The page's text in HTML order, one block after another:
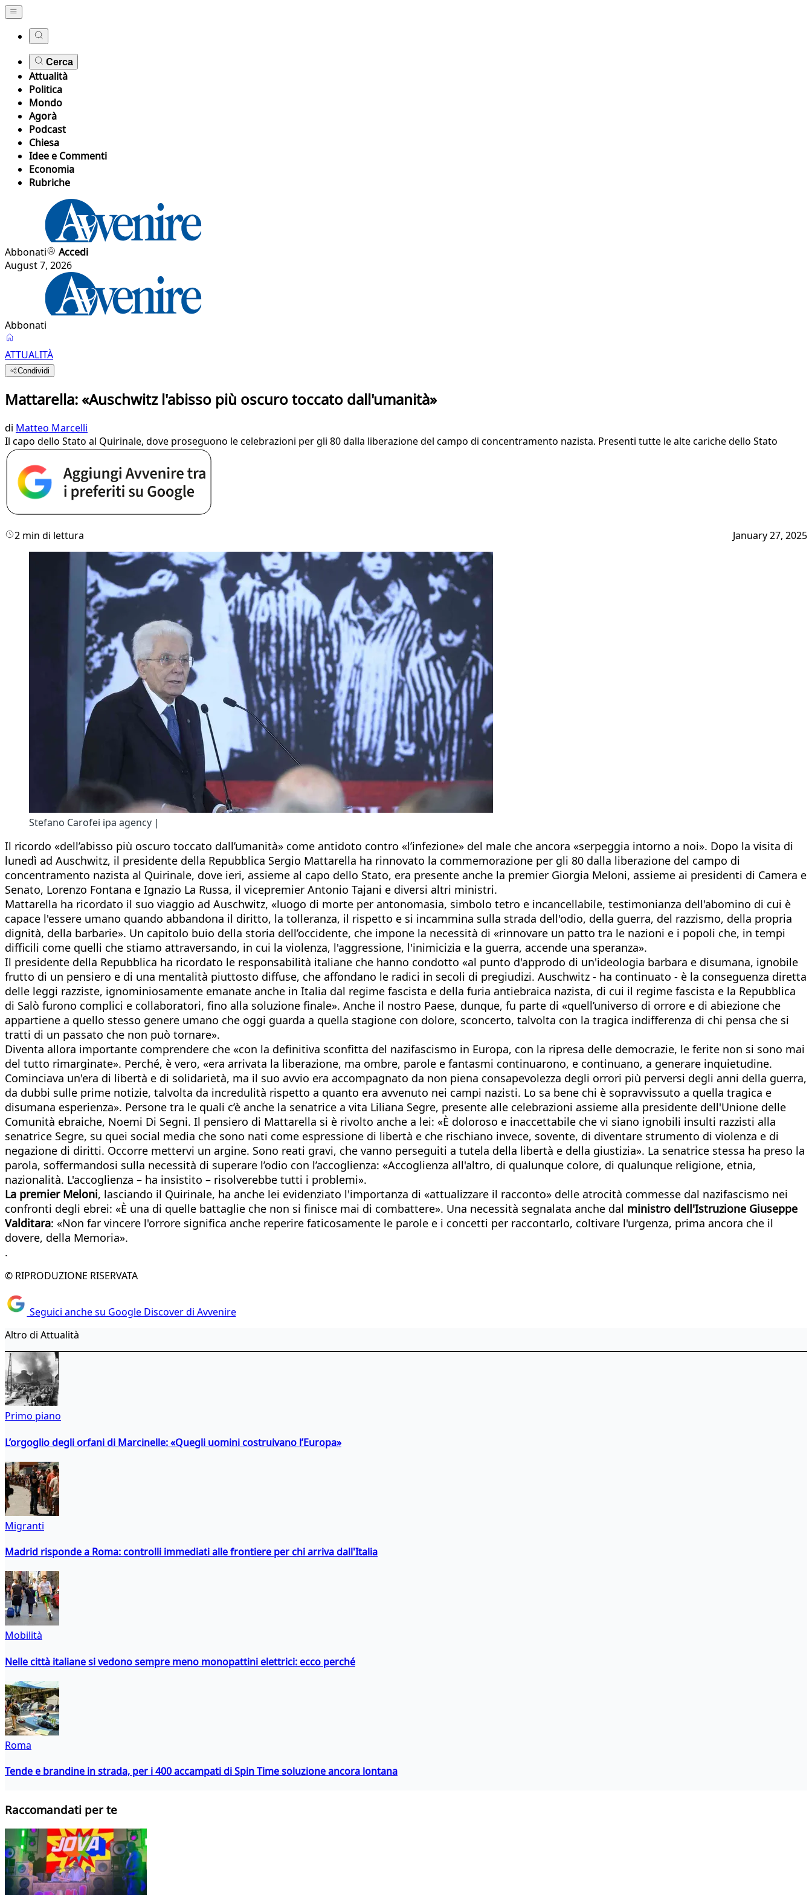
Cerca
Attualità
Politica
Mondo
Agorà
Podcast
Chiesa
Idee e Commenti
Economia
Rubriche
Abbonati
Accedi
August 7, 2026
Abbonati
ATTUALITÀ
Condividi
Mattarella: «Auschwitz l'abisso più oscuro toccato dall'umanità»
di Matteo Marcelli
Il capo dello Stato al Quirinale, dove proseguono le celebrazioni per gli 80 dalla liberazione del campo di concentramento nazista. Presenti tutte le alte cariche dello Stato
2 min di lettura January 27, 2025
Stefano Carofei ipa agency |
Il ricordo «dell’abisso più oscuro toccato dall’umanità» come antidoto contro «l’infezione» del male che ancora «serpeggia intorno a noi». Dopo la visita di
lunedì ad Auschwitz, il presidente della Repubblica Sergio Mattarella ha rinnovato la commemorazione per gli 80 dalla liberazione del campo di
concentramento nazista al Quirinale, dove ieri, assieme al capo dello Stato, era presente anche la premier Giorgia Meloni, assieme ai presidenti di Camera e
Senato, Lorenzo Fontana e Ignazio La Russa, il vicepremier Antonio Tajani e diversi altri ministri.
Mattarella ha ricordato il suo viaggio ad Auschwitz, «luogo di morte per antonomasia, simbolo tetro e incancellabile, testimonianza dell'abomino di cui è
capace l'essere umano quando abbandona il diritto, la tolleranza, il rispetto e si incammina sulla strada dell'odio, della guerra, del razzismo, della propria
dignità, della barbarie». Un capitolo buio della storia dell’occidente, che impone la necessità di «rinnovare un patto tra le nazioni e i popoli che, in tempi
difficili come quelli che stiamo attraversando, in cui la violenza, l'aggressione, l'inimicizia e la guerra, accende una speranza».
Il presidente della Repubblica ha ricordato le responsabilità italiane che hanno condotto «al punto d'approdo di un'ideologia barbara e disumana, ignobile
frutto di un pensiero e di una mentalità piuttosto diffuse, che affondano le radici in secoli di pregiudizi. Auschwitz - ha continuato - è la conseguenza diretta
delle leggi razziste, ignominiosamente emanate anche in Italia dal regime fascista e della furia antiebraica nazista, di cui il regime fascista e la Repubblica
di Salò furono complici e collaboratori, fino alla soluzione finale». Anche il nostro Paese, dunque, fu parte di «quell’universo di orrore e di abiezione che
appartiene a quello stesso genere umano che oggi guarda a quella stagione con dolore, sconcerto, talvolta con la tragica indifferenza di chi pensa che si
tratti di un passato che non può tornare».
Diventa allora importante comprendere che «con la definitiva sconfitta del nazifascismo in Europa, con la ripresa delle democrazie, le ferite non si sono mai
del tutto rimarginate». Perché, è vero, «era arrivata la liberazione, ma ombre, parole e fantasmi continuarono, e continuano, a generare inquietudine.
Cominciava un'era di libertà e di solidarietà, ma il suo avvio era accompagnato da non piena consapevolezza degli orrori più perversi degli anni della guerra,
da dubbi sulle prime notizie, talvolta da incredulità rispetto a quanto era avvenuto nei campi nazisti. Lo sa bene chi è sopravvissuto a quella tragica e
disumana esperienza». Persone tra le quali c’è anche la senatrice a vita Liliana Segre, presente alle celebrazioni assieme alla presidente dell'Unione delle
Comunità ebraiche, Noemi Di Segni. Il pensiero di Mattarella si è rivolto anche a lei: «È doloroso e inaccettabile che vi siano ignobili insulti razzisti alla
senatrice Segre, su quei social media che sono nati come espressione di libertà e che rischiano invece, sovente, di diventare strumento di violenza e di
negazione di diritti. Occorre mettervi un argine. Sono reati gravi, che vanno perseguiti a tutela della libertà e della giustizia». La senatrice stessa ha preso la
parola, soffermandosi sulla necessità di superare l’odio con l’accoglienza: «Accoglienza all'altro, di qualunque colore, di qualunque religione, etnia,
nazionalità. L'accoglienza – ha insistito – risolverebbe tutti i problemi».
La premier Meloni, lasciando il Quirinale, ha anche lei evidenziato l'importanza di «attualizzare il racconto» delle atrocità commesse dal nazifascismo nei
confronti degli ebrei: «È una di quelle battaglie che non si finisce mai di combattere». Una necessità segnalata anche dal ministro dell'Istruzione Giuseppe
Valditara: «Non far vincere l'orrore significa anche reperire faticosamente le parole e i concetti per raccontarlo, coltivare l'urgenza, prima ancora che il
dovere, della Memoria».
.
© RIPRODUZIONE RISERVATA
Seguici anche su Google Discover di Avvenire
Altro di Attualità
Primo piano
L’orgoglio degli orfani di Marcinelle: «Quegli uomini costruivano l’Europa»
Migranti
Madrid risponde a Roma: controlli immediati alle frontiere per chi arriva dall'Italia
Mobilità
Nelle città italiane si vedono sempre meno monopattini elettrici: ecco perché
Roma
Tende e brandine in strada, per i 400 accampati di Spin Time soluzione ancora lontana
Raccomandati per te